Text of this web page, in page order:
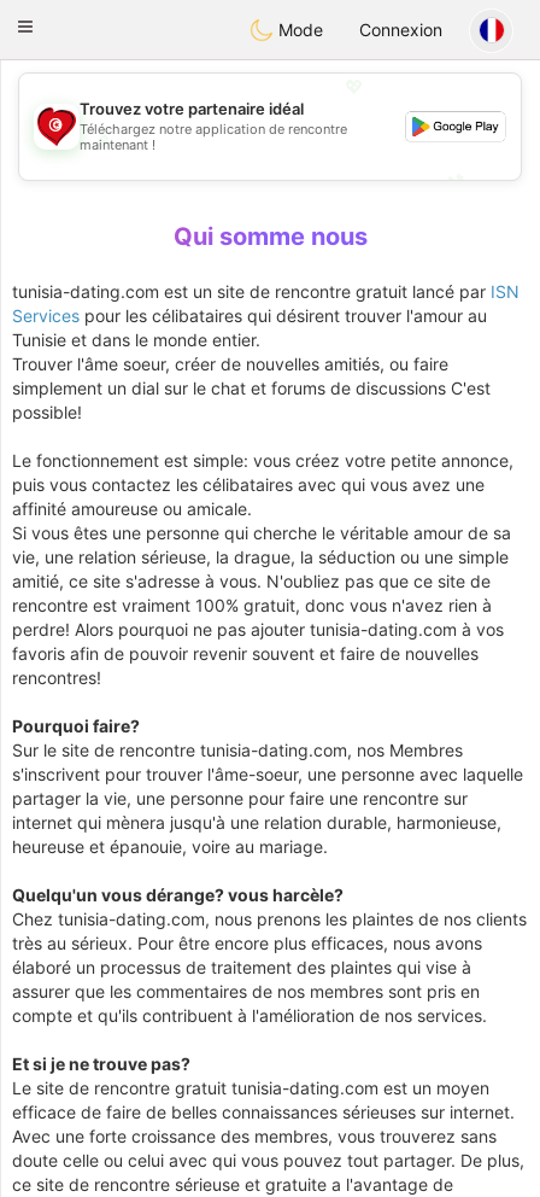
Tunisia Dating
Toggle
Mode Connexion
💖
💕
Trouvez votre partenaire idéal
Téléchargez notre application de rencontre
maintenant !
Qui somme nous
tunisia-dating.com est un site de rencontre gratuit lancé par ISN
Services pour les célibataires qui désirent trouver l'amour au
Tunisie et dans le monde entier.
Trouver l'âme soeur, créer de nouvelles amitiés, ou faire
simplement un dial sur le chat et forums de discussions C'est
possible!
Le fonctionnement est simple: vous créez votre petite annonce,
puis vous contactez les célibataires avec qui vous avez une
affinité amoureuse ou amicale.
Si vous êtes une personne qui cherche le véritable amour de sa
vie, une relation sérieuse, la drague, la séduction ou une simple
amitié, ce site s'adresse à vous. N'oubliez pas que ce site de
rencontre est vraiment 100% gratuit, donc vous n'avez rien à
perdre! Alors pourquoi ne pas ajouter tunisia-dating.com à vos
favoris afin de pouvoir revenir souvent et faire de nouvelles
rencontres!
Pourquoi faire?
Sur le site de rencontre tunisia-dating.com, nos Membres
s'inscrivent pour trouver l'âme-soeur, une personne avec laquelle
partager la vie, une personne pour faire une rencontre sur
internet qui mènera jusqu'à une relation durable, harmonieuse,
heureuse et épanouie, voire au mariage.
Quelqu'un vous dérange? vous harcèle?
Chez tunisia-dating.com, nous prenons les plaintes de nos clients
très au sérieux. Pour être encore plus efficaces, nous avons
élaboré un processus de traitement des plaintes qui vise à
assurer que les commentaires de nos membres sont pris en
compte et qu'ils contribuent à l'amélioration de nos services.
Et si je ne trouve pas?
Le site de rencontre gratuit tunisia-dating.com est un moyen
efficace de faire de belles connaissances sérieuses sur internet.
Avec une forte croissance des membres, vous trouverez sans
doute celle ou celui avec qui vous pouvez tout partager. De plus,
ce site de rencontre sérieuse et gratuite a l'avantage de